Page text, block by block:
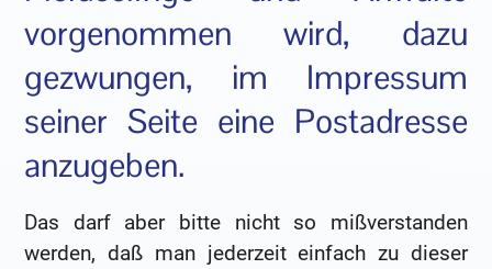
vorgenommen wird, dazu
gezwungen, im Impressum
seiner Seite eine Postadresse
anzugeben.
Das darf aber bitte nicht so mißverstanden
werden, daß man jederzeit einfach zu dieser